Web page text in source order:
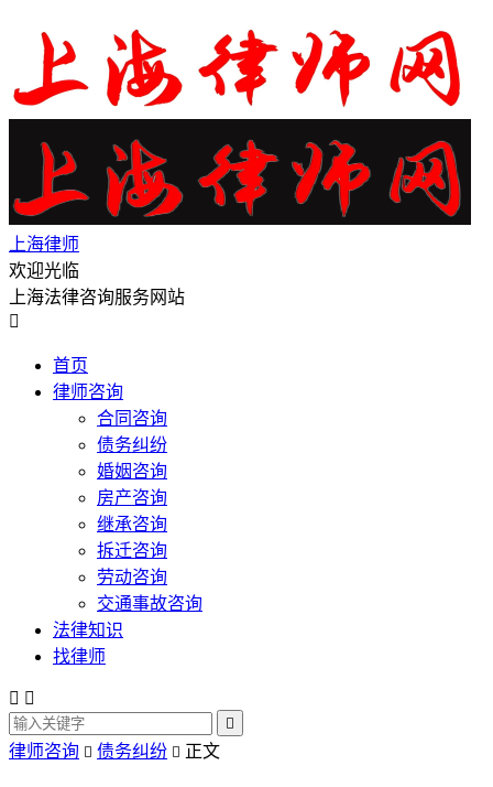
上海律师
欢迎光临
上海法律咨询服务网站

首页
律师咨询
合同咨询
债务纠纷
婚姻咨询
房产咨询
继承咨询
拆迁咨询
劳动咨询
交通事故咨询
法律知识
找律师
 

律师咨询  债务纠纷  正文